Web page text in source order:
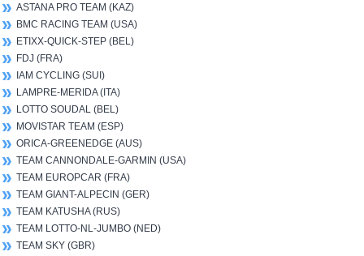
ASTANA PRO TEAM (KAZ)
BMC RACING TEAM (USA)
ETIXX-QUICK-STEP (BEL)
FDJ (FRA)
IAM CYCLING (SUI)
LAMPRE-MERIDA (ITA)
LOTTO SOUDAL (BEL)
MOVISTAR TEAM (ESP)
ORICA-GREENEDGE (AUS)
TEAM CANNONDALE-GARMIN (USA)
TEAM EUROPCAR (FRA)
TEAM GIANT-ALPECIN (GER)
TEAM KATUSHA (RUS)
TEAM LOTTO-NL-JUMBO (NED)
TEAM SKY (GBR)